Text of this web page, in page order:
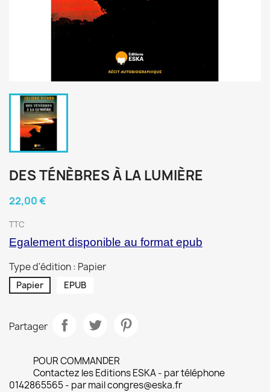
DES TÉNÈBRES À LA LUMIÈRE
22,00 €
TTC
Egalement disponible au format epub
Type d'édition : Papier
Papier EPUB
Partager
POUR COMMANDER
Contactez les Editions ESKA - par téléphone
0142865565 - par mail congres@eska.fr